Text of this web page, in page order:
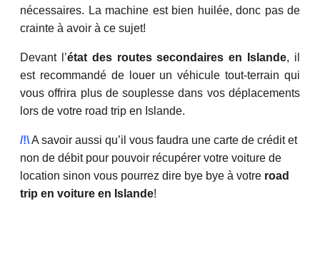
nécessaires. La machine est bien huilée, donc pas de
crainte à avoir à ce sujet!
Devant l’état des routes secondaires en Islande, il
est recommandé de louer un véhicule tout-terrain qui
vous offrira plus de souplesse dans vos déplacements
lors de votre road trip en Islande.
/!\A savoir aussi qu’il vous faudra une carte de crédit et
non de débit pour pouvoir récupérer votre voiture de
location sinon vous pourrez dire bye bye à votre road
trip en voiture en Islande!